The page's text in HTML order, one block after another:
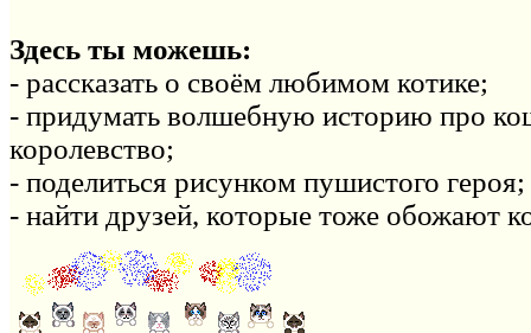
Здесь ты можешь:
- рассказать о своём любимом котике;
- придумать волшебную историю про
королевство;
- поделиться рисунком пушистого героя;
- найти друзей, которые тоже обожают